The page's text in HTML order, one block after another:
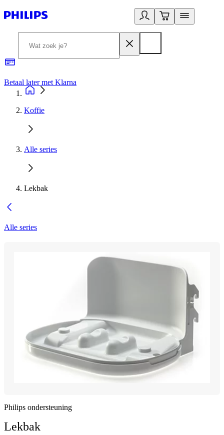
Betaal later met Klarna
Koffie
Alle series
Lekbak
Alle series
Philips ondersteuning
Lekbak